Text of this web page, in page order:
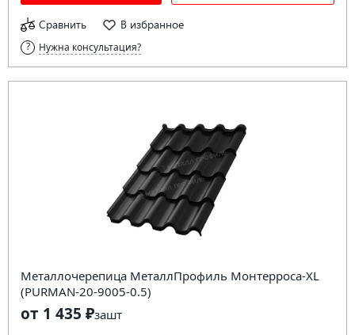
Сравнить В избранное
Нужна консультация?
Металлочерепица МеталлПрофиль Монтерроса-XL
(PURMAN-20-9005-0.5)
от 1 435 ₽зашт